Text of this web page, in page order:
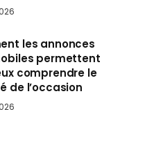
les annonces
permettent
comprendre le
de l’occasion